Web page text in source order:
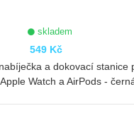
skladem
549 Kč
a dokovací stanice
Watch a AirPods -